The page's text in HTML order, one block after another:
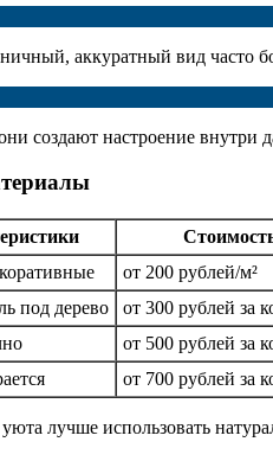
аккуратный вид часто
создают настроение внутри
от 200 рублей/м²
под дерево
от 300 рублей за
от 500 рублей за
от 700 рублей за
лучше использовать